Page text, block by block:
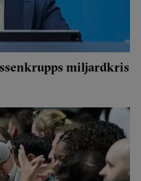
miljardkris